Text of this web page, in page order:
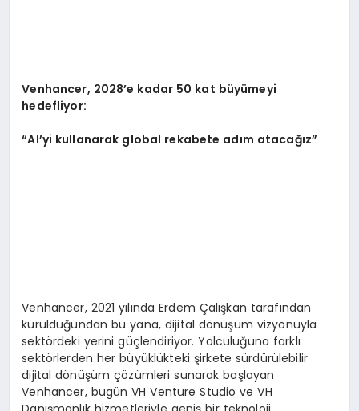
Venhancer, 2028’e kadar 50 kat büyümeyi
hedefliyor:
“AI’yi kullanarak global rekabete adım atacağız”
Venhancer, 2021 yılında Erdem Çalışkan tarafından
kurulduğundan bu yana, dijital dönüşüm vizyonuyla
sektördeki yerini güçlendiriyor. Yolculuğuna farklı
sektörlerden her büyüklükteki şirkete sürdürülebilir
dijital dönüşüm çözümleri sunarak başlayan
Venhancer, bugün VH Venture Studio ve VH